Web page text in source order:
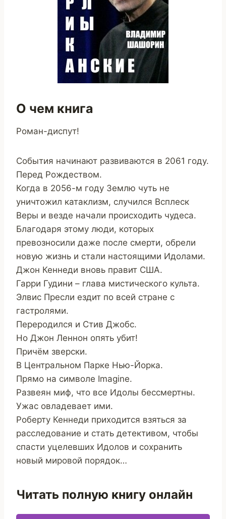
О чем книга
Роман-диспут!
События начинают развиваются в 2061 году.
Перед Рождеством.
Когда в 2056-м году Землю чуть не
уничтожил катаклизм, случился Всплеск
Веры и везде начали происходить чудеса.
Благодаря этому люди, которых
превозносили даже после смерти, обрели
новую жизнь и стали настоящими Идолами.
Джон Кеннеди вновь правит США.
Гарри Гудини – глава мистического культа.
Элвис Пресли ездит по всей стране с
гастролями.
Переродился и Стив Джобс.
Но Джон Леннон опять убит!
Причём зверски.
В Центральном Парке Нью-Йорка.
Прямо на символе Imagine.
Развеян миф, что все Идолы бессмертны.
Ужас овладевает ими.
Роберту Кеннеди приходится взяться за
расследование и стать детективом, чтобы
спасти уцелевших Идолов и сохранить
новый мировой порядок…
Читать полную книгу онлайн